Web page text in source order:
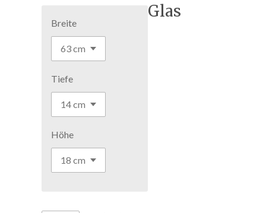
Glas
Breite
Tiefe
Höhe